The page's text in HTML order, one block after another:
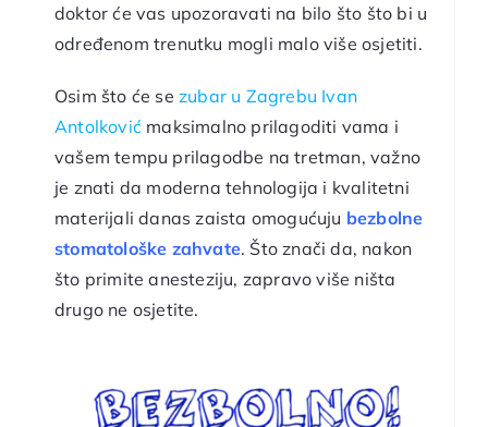
doktor će vas upozoravati na bilo što što bi u
određenom trenutku mogli malo više osjetiti.
Osim što će se zubar u Zagrebu Ivan
Antolković maksimalno prilagoditi vama i
vašem tempu prilagodbe na tretman, važno
je znati da moderna tehnologija i kvalitetni
materijali danas zaista omogućuju bezbolne
stomatološke zahvate. Što znači da, nakon
što primite anesteziju, zapravo više ništa
drugo ne osjetite.